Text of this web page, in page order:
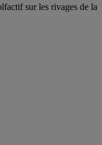
sur les rivages de la